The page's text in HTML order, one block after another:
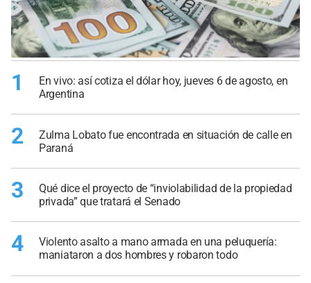
1
En vivo: así cotiza el dólar hoy, jueves 6 de agosto, en
Argentina
2
Zulma Lobato fue encontrada en situación de calle en
Paraná
3
Qué dice el proyecto de “inviolabilidad de la propiedad
privada” que tratará el Senado
4
Violento asalto a mano armada en una peluquería:
maniataron a dos hombres y robaron todo